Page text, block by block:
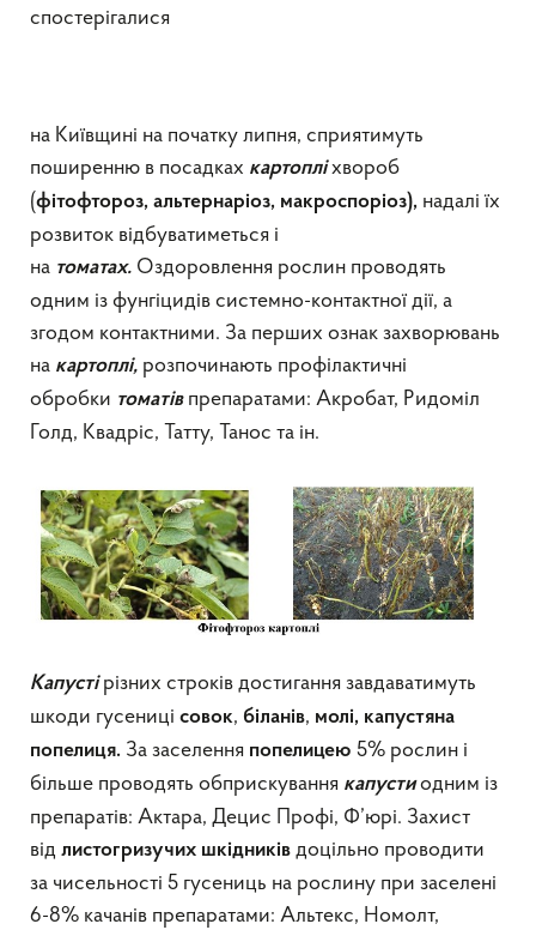
спостерігалися
на Київщині на початку липня, сприятимуть
поширенню в посадках картопліхвороб
(фітофтороз, альтернаріоз, макроспоріоз), надалі їх
розвиток відбуватиметься і
на томатах. Оздоровлення рослин проводять
одним із фунгіцидів системно-контактної дії, а
згодом контактними. За перших ознак захворювань
на картоплі, розпочинають профілактичні
обробки томатів препаратами: Акробат, Ридоміл
Голд, Квадріс, Татту, Танос та ін.
Капустірізних строків достигання завдаватимуть
шкоди гусениці совок, біланів, молі, капустяна
попелиця. За заселення попелицею 5% рослин і
більше проводять обприскування капустиодним із
препаратів: Актара, Децис Профі, Ф’юрі. Захист
від листогризучих шкідників доцільно проводити
за чисельності 5 гусениць на рослину при заселені
6-8% качанів препаратами: Альтекс, Номолт,